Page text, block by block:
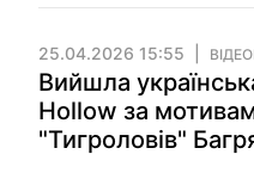
25.04.2026 15:55
Вийшла
Hollow за
"Тигроловів"